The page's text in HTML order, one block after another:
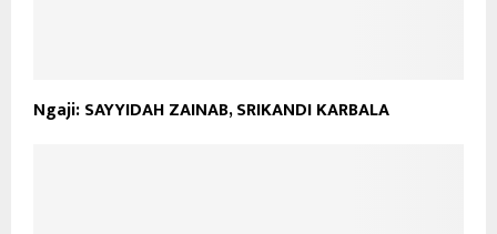
Ngaji: SAYYIDAH ZAINAB, SRIKANDI KARBALA